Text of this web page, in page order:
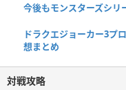
今後もモンスターズシリ
ドラクエジョーカー3プ
想まとめ
対戦攻略